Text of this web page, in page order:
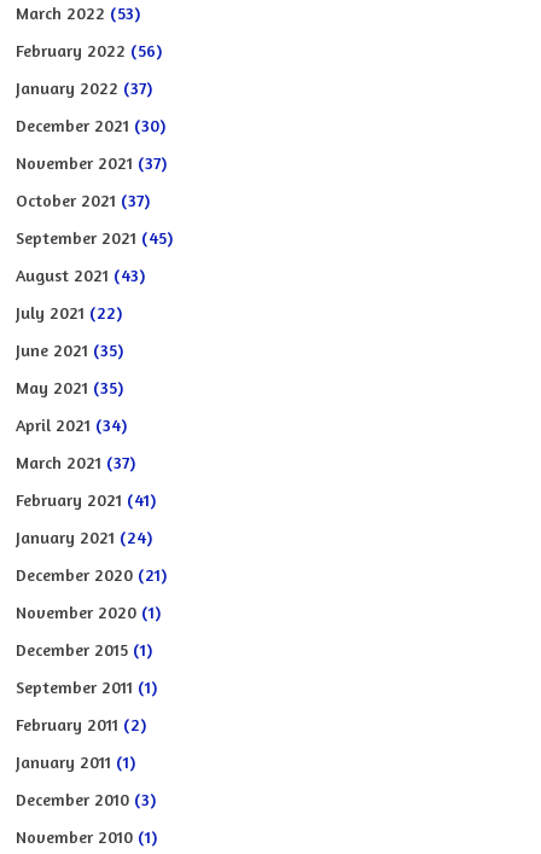
March 2022 (53)
February 2022 (56)
January 2022 (37)
December 2021 (30)
November 2021 (37)
October 2021 (37)
September 2021 (45)
August 2021 (43)
July 2021 (22)
June 2021 (35)
May 2021 (35)
April 2021 (34)
March 2021 (37)
February 2021 (41)
January 2021 (24)
December 2020 (21)
November 2020 (1)
December 2015 (1)
September 2011 (1)
February 2011 (2)
January 2011 (1)
December 2010 (3)
November 2010 (1)